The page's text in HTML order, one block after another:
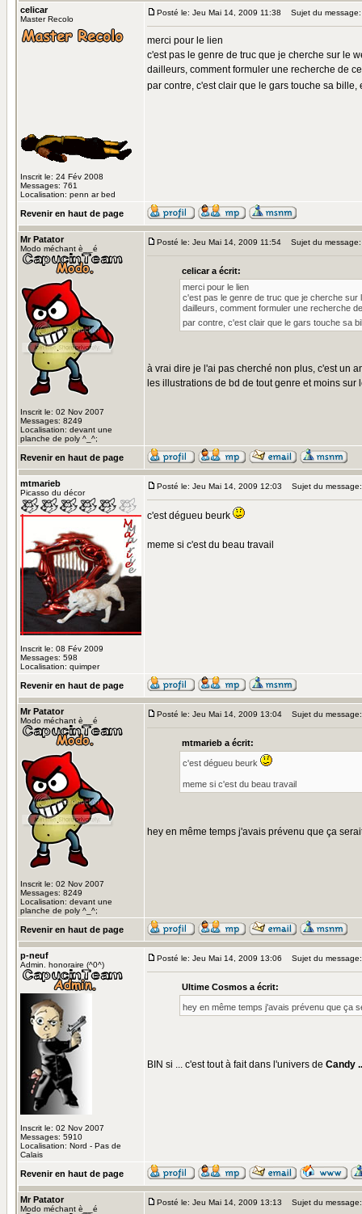
celicar
Master Recolo
Inscrit le: 24 Fév 2008
Messages: 761
Localisation: penn ar bed
Posté le: Jeu Mai 14, 2009 11:38 Sujet du message:
merci pour le lien
c'est pas le genre de truc que je cherche sur le
dailleurs, comment formuler une recherche de
par contre, c'est clair que le gars touche sa
Revenir en haut de page
Mr Patator
Modo méchant è__é
Inscrit le: 02 Nov 2007
Messages: 8249
Localisation: devant une
planche de poly ^_^;
Posté le: Jeu Mai 14, 2009 11:54 Sujet du message:
celicar a écrit:
merci pour le lien
c'est pas le genre de truc que je cherche sur
dailleurs, comment formuler une recherche
par contre, c'est clair que le gars touche sa
à vrai dire je l'ai pas cherché non plus, c'est un
les illustrations de bd de tout genre et moins sur
Revenir en haut de page
mtmarieb
Picasso du décor
Inscrit le: 08 Fév 2009
Messages: 598
Localisation: quimper
Posté le: Jeu Mai 14, 2009 12:03 Sujet du message:
c'est dégueu beurk
meme si c'est du beau travail
Revenir en haut de page
Mr Patator
Modo méchant è__é
Inscrit le: 02 Nov 2007
Messages: 8249
Localisation: devant une
planche de poly ^_^;
Posté le: Jeu Mai 14, 2009 13:04 Sujet du message:
mtmarieb a écrit:
c'est dégueu beurk
meme si c'est du beau travail
hey en même temps j'avais prévenu que ça
Revenir en haut de page
p-neuf
Admin. honoraire (^0^)
Inscrit le: 02 Nov 2007
Messages: 5910
Localisation: Nord - Pas de
Calais
Posté le: Jeu Mai 14, 2009 13:06 Sujet du message:
Ultime Cosmos a écrit:
hey en même temps j'avais prévenu que ça
BIN si ... c'est tout à fait dans l'univers de Candy
Revenir en haut de page
Mr Patator
Modo méchant è__é
Posté le: Jeu Mai 14, 2009 13:13 Sujet du message: